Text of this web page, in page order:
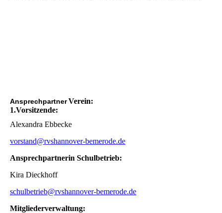
AnsprechpartnerVerein:
1.Vorsitzende:
Alexandra Ebbecke
vorstand@rvshannover-bemerode.de
Ansprechpartnerin Schulbetrieb:
Kira Dieckhoff
schulbetrieb@rvshannover-bemerode.de
Mitgliederverwaltung: